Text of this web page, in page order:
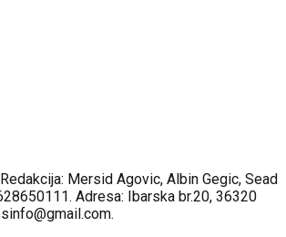
Redakcija: Mersid Agovic, Albin Gegic, Sead
Adresa: Ibarska br.20, 36320
.